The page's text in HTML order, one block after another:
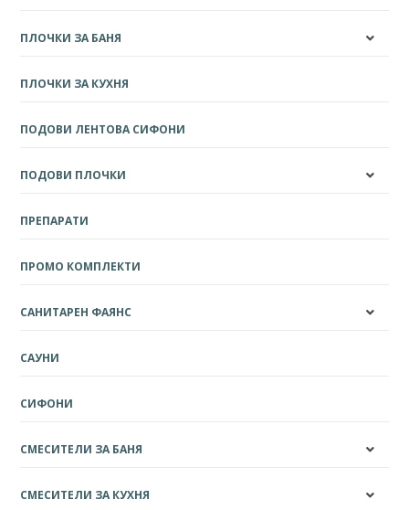
ПЛОЧКИ ЗА БАНЯ
ПЛОЧКИ ЗА КУХНЯ
ПОДОВИ ЛЕНТОВА СИФОНИ
ПОДОВИ ПЛОЧКИ
ПРЕПАРАТИ
ПРОМО КОМПЛЕКТИ
САНИТАРЕН ФАЯНС
САУНИ
СИФОНИ
СМЕСИТЕЛИ ЗА БАНЯ
СМЕСИТЕЛИ ЗА КУХНЯ